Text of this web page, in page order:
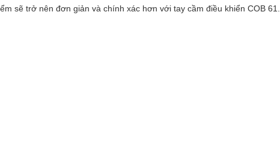
sẽ trở nên đơn giản và chính xác hơn với tay cầm điều khiển COB 61.